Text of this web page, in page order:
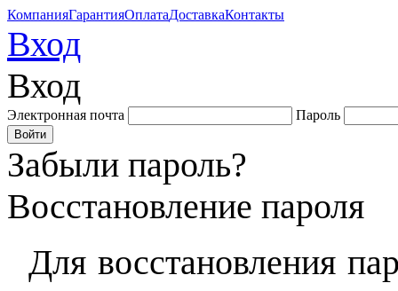
КомпанияГарантияОплатаДоставкаКонтакты
Вход
Вход
Электронная почта Пароль
Забыли пароль?
Восстановление пароля
Для восстановления